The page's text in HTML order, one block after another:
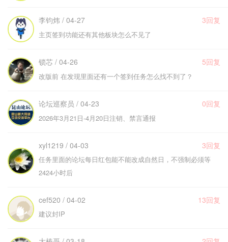
李钧炜 / 04-27 3回复
主页签到功能还有其他板块怎么不见了
锁芯 / 04-26 5回复
改版前 在发现里面还有一个签到任务怎么找不到了？
论坛巡察员 / 04-23 0回复
2026年3月21日-4月20日注销、禁言通报
xyl1219 / 04-03 3回复
任务里面的论坛每日红包能不能改成自然日，不强制必须等
2424小时后
cef520 / 04-02 13回复
建议封IP